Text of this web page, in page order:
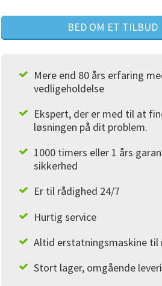
BED OM ET TILBUD
Mere end 80 års erfaring
vedligeholdelse
Ekspert, der er med til at
løsningen på dit problem.
1000 timers eller 1 års
sikkerhed
Er til rådighed 24/7
Hurtig service
Altid erstatningsmaskine til
Stort lager, omgående